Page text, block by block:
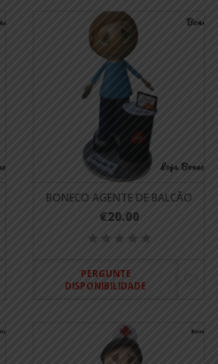
BONECO AGENTE DE BALCÃO
€20.00
PERGUNTE
DISPONIBILIDADE